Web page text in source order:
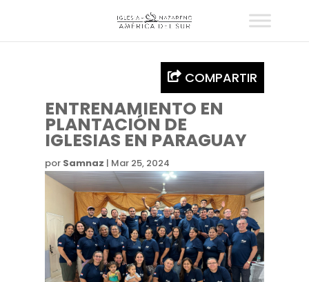
COMPARTIR
ENTRENAMIENTO EN
PLANTACIÓN DE
IGLESIAS EN PARAGUAY
por Samnaz | Mar 25, 2024